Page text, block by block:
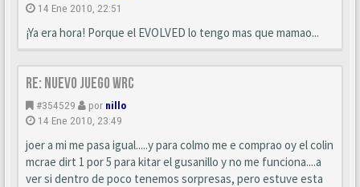
14 Ene 2010, 22:51
¡Ya era hora! Porque el EVOLVED lo tengo mas que mamao...
Re: Nuevo juego WRC
#354529 por nillo
14 Ene 2010, 23:49
joer a mi me pasa igual.....y para colmo me e comprao oy el colin
mcrae dirt 1 por 5 para kitar el gusanillo y no me funciona....a
ver si dentro de poco tenemos sorpresas, pero estuve esta